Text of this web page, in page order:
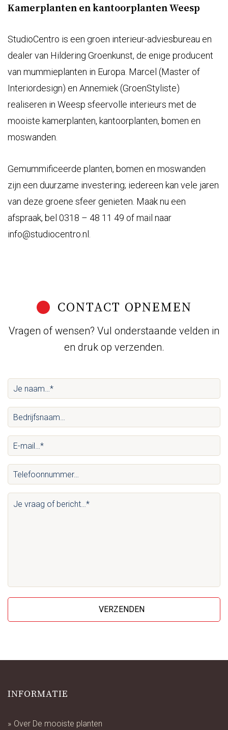
Kamerplanten en kantoorplanten Weesp
StudioCentro is een groen interieur-adviesbureau en
dealer van Hildering Groenkunst, de enige producent
van mummieplanten in Europa. Marcel (Master of
Interiordesign) en Annemiek (GroenStyliste)
realiseren in Weesp sfeervolle interieurs met de
mooiste kamerplanten, kantoorplanten, bomen en
moswanden.
Gemummificeerde planten, bomen en moswanden
zijn een duurzame investering; iedereen kan vele jaren
van deze groene sfeer genieten. Maak nu een
afspraak, bel 0318 – 48 11 49 of mail naar
info@studiocentro.nl
CONTACT OPNEMEN
Vragen of wensen? Vul onderstaande velden in
en druk op verzenden.
naam…
(Vereist)
Bedrijfsnaam…
E-
mail…
(Vereist)
Telefoonnummer…
INFORMATIE
Over De mooiste planten